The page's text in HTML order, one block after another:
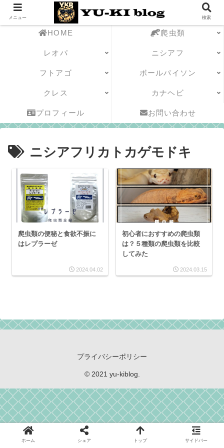
HOME 爬虫類
レオパ ニシアフ
フトアゴ ボールパイソン
クレス カナヘビ
プロフィール お問い合わせ
ニシアフリカトカゲモドキ
爬虫類の便秘と食欲不振に
はレプラーゼ
2024.04.02
初心者におすすめの爬虫類
は？５種類の爬虫類を比較
してみた
2024.03.15
プライバシーポリシー
© 2021 yu-kiblog.
メニュー 検索
ホーム シェア トップ サイドバー